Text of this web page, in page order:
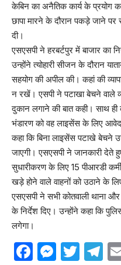
केबिन का अनैतिक कार्य के प्रयोग
छापा मारने के दौरान पकड़े जाने पर
दी।
एसएसपी ने हरबर्टपुर में बाजार का
उन्होंने त्योहारी सीजन के दौरान
सहयोग की अपील की। कहां की
न रखें। एसपी ने पटाखा बेचने वाले
दुकान लगाने की बात कही। साथ
भंडारण को वह लाइसेंस के लिए
कहा कि बिना लाइसेंस पटाखे बेचने
जाएगी। एसएसपी ने जानकारी देते
सुधारीकरण के लिए 15 पीआरडी
खड़े होने वाले वाहनों को उठाने के
एसएसपी ने सभी कोतवाली थाना
के निर्देश दिए। उन्होंने कहा कि
लगेगा।
Facebook